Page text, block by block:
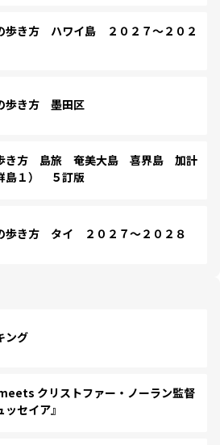
歩き方 ハワイ島 ２０２７～２０２
歩き方 墨田区
き方 島旅 奄美大島 喜界島 加計
島１） ５訂版
歩き方 タイ ２０２７～２０２８
ング
クリストファー・ノーラン監督
セイア』